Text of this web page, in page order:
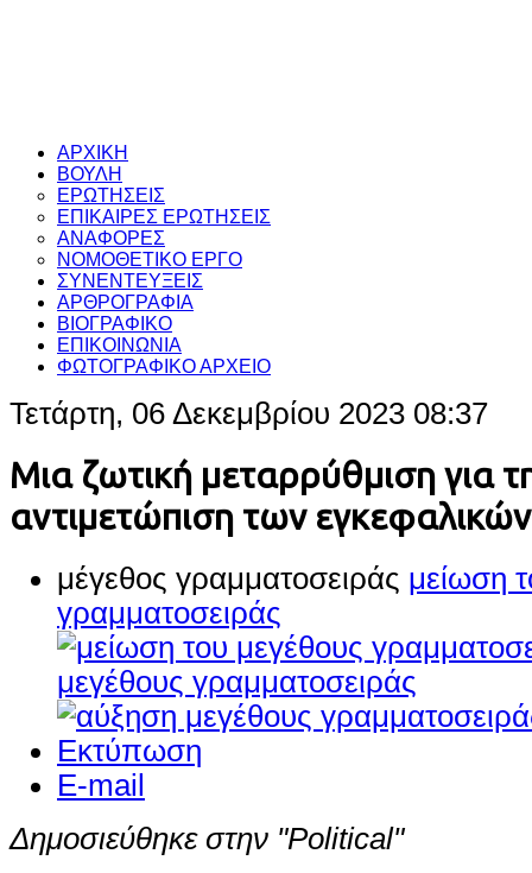
ΑΡΧΙΚΗ
ΒΟΥΛΗ
ΕΡΩΤΗΣΕΙΣ
ΕΠΙΚΑΙΡΕΣ ΕΡΩΤΗΣΕΙΣ
ΑΝΑΦΟΡΕΣ
ΝΟΜΟΘΕΤΙΚΟ ΕΡΓΟ
ΣΥΝΕΝΤΕΥΞΕΙΣ
ΑΡΘΡΟΓΡΑΦΙΑ
ΒΙΟΓΡΑΦΙΚΟ
ΕΠΙΚΟΙΝΩΝΙΑ
ΦΩΤΟΓΡΑΦΙΚΟ ΑΡΧΕΙΟ
Τετάρτη, 06 Δεκεμβρίου 2023 08:37
Μια ζωτική μεταρρύθμιση για
αντιμετώπιση των
μέγεθος γραμματοσειράς μείωση
γραμματοσειράς
μεγέθους γραμματοσειράς
Εκτύπωση
E-mail
Δημοσιεύθηκε στην "Political"